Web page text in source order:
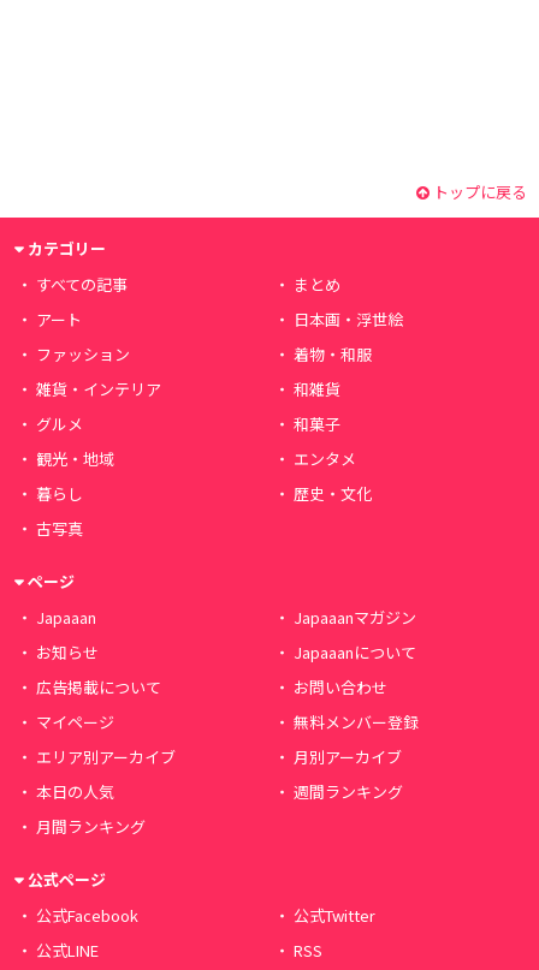
トップに戻る
カテゴリー
すべての記事
まとめ
アート
日本画・浮世絵
ファッション
着物・和服
雑貨・インテリア
和雑貨
グルメ
和菓子
観光・地域
エンタメ
暮らし
歴史・文化
古写真
ページ
Japaaan
Japaaanマガジン
お知らせ
Japaaanについて
広告掲載について
お問い合わせ
マイページ
無料メンバー登録
エリア別アーカイブ
月別アーカイブ
本日の人気
週間ランキング
月間ランキング
公式ページ
公式Facebook
公式Twitter
公式LINE
RSS